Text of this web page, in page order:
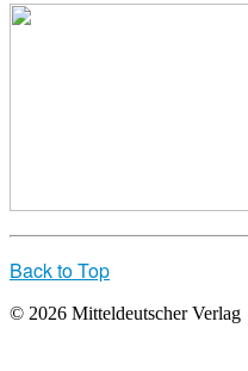
Back to Top
© 2026 Mitteldeutscher Verlag